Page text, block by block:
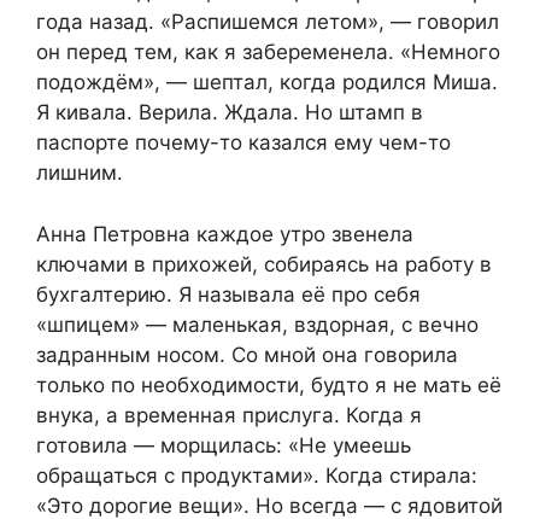
года назад. «Распишемся летом», — говорил
он перед тем, как я забеременела. «Немного
подождём», — шептал, когда родился Миша.
Я кивала. Верила. Ждала. Но штамп в
паспорте почему-то казался ему чем-то
лишним.
Анна Петровна каждое утро звенела
ключами в прихожей, собираясь на работу в
бухгалтерию. Я называла её про себя
«шпицем» — маленькая, вздорная, с вечно
задранным носом. Со мной она говорила
только по необходимости, будто я не мать её
внука, а временная прислуга. Когда я
готовила — морщилась: «Не умеешь
обращаться с продуктами». Когда стирала:
«Это дорогие вещи». Но всегда — с ядовитой